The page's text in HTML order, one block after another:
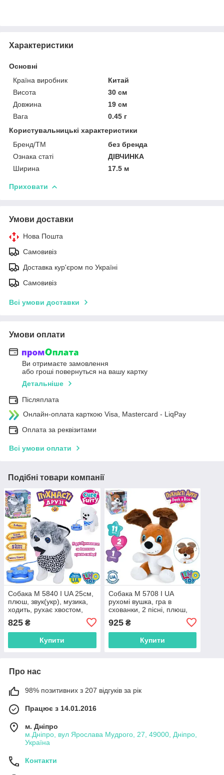
Характеристики
Основні
Країна виробник
Китай
Висота
30 см
Довжина
19 см
Вага
0.45 г
Користувальницькі характеристики
Бренд/ТМ
без бренда
Ознака статі
ДІВЧИНКА
Ширина
17.5 м
Приховати
Умови доставки
Нова Пошта
Самовивіз
Доставка кур'єром по Україні
Самовивіз
Всі умови доставки
Умови оплати
Ви отримаєте замовлення
або гроші повернуться на вашу картку
Детальніше
Післяплата
Онлайн-оплата карткою Visa, Mastercard - LiqPay
Оплата за реквізитами
Всі умови оплати
Подібні товари компанії
Собака M 5840 I UA 25см,
плюш, звук(укр), музика,
ходить, рухає хвостом,
пульт-повідець, 2 види, на
бат-ці, в кор-ці, 30-27-
15см
825 ₴
Купити
Собака M 5708 I UA
рухомі вушка, гра в
схованки, 2 пісні, плюш,
24-29,5-21,5
925₴
Купити
Про нас
98% позитивних з 207 відгуків за рік
Працює з 14.01.2016
м. Дніпро
м.Дніпро, вул Ярослава Мудрого, 27, 49000, Дніпро,
Україна
Контакти